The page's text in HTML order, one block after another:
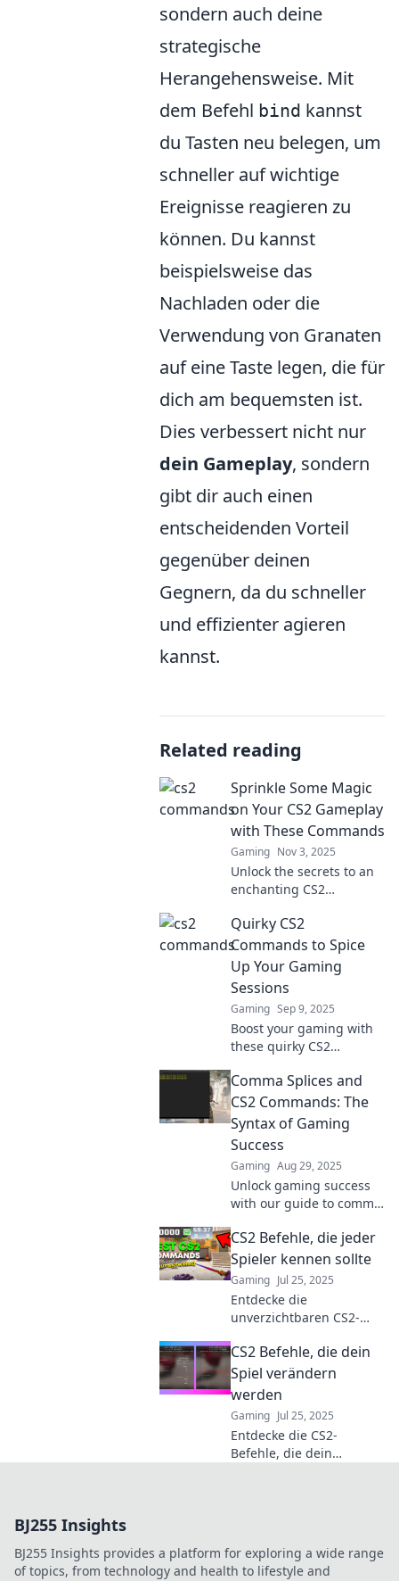
sondern auch deine
strategische
Herangehensweise. Mit
dem Befehl bind kannst
du Tasten neu belegen, um
schneller auf wichtige
Ereignisse reagieren zu
können. Du kannst
beispielsweise das
Nachladen oder die
Verwendung von Granaten
auf eine Taste legen, die für
dich am bequemsten ist.
Dies verbessert nicht nur
dein Gameplay, sondern
gibt dir auch einen
entscheidenden Vorteil
gegenüber deinen
Gegnern, da du schneller
und effizienter agieren
kannst.
Related reading
Sprinkle Some Magic
on Your CS2 Gameplay
with These Commands
Gaming Nov 3, 2025
Unlock the secrets to an
enchanting CS2
powerful commands that
will elevate your
gameplay to new
heights!
Quirky CS2
Commands to Spice
Up Your Gaming
Sessions
Gaming Sep 9, 2025
Boost your gaming with
these quirky CS2
hidden gems to enhance
your play and impress
your friends!
Comma Splices and
CS2 Commands: The
Syntax of Gaming
Success
Gaming Aug 29, 2025
Unlock gaming success
with our guide to comma
commands! Master
syntax for sharper
strategies and epic wins!
CS2 Befehle, die jeder
Spieler kennen sollte
Gaming Jul 25, 2025
Entdecke die
unverzichtbaren CS2-
Gameplay
revolutionieren! Sei der
beste Spieler in deinem
Team!
CS2 Befehle, die dein
Spiel verändern
werden
Gaming Jul 25, 2025
Entdecke die CS2-
Befehle, die dein
BJ255 Insights
BJ255 Insights provides a platform for exploring a wide range
of topics, from technology and health to lifestyle and